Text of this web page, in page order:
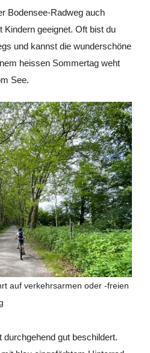
Bodensee-Radweg auch
Kindern geeignet. Oft bist du
und kannst die wunderschöne
heissen Sommertag weht
See.
auf verkehrsarmen oder -freien
gut beschildert.